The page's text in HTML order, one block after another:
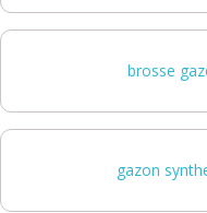
brosse
gazon